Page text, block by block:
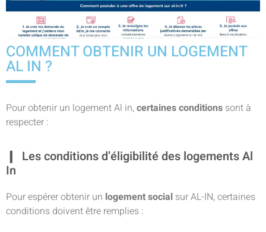
COMMENT OBTENIR UN LOGEMENT
AL IN ?
Pour obtenir un logement Al in,certaines conditions sont à
respecter :
Les conditions d’éligibilité des logements Al
In
Pour espérer obtenir un logement social sur AL-IN, certaines
conditions doivent être remplies :